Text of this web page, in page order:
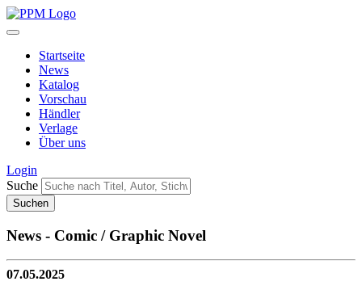
Startseite
News
Katalog
Vorschau
Händler
Verlage
Über uns
Login
Suche
News - Comic / Graphic Novel
07.05.2025